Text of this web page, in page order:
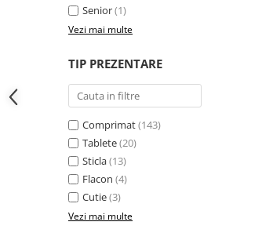
Senior(1)
Vezi mai multe
TIP PREZENTARE
Comprimat(143)
Tablete(20)
Sticla(13)
Flacon (4)
Cutie(3)
Vezi mai multe